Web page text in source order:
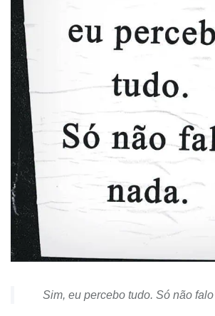
Sim, eu percebo tudo. Só não